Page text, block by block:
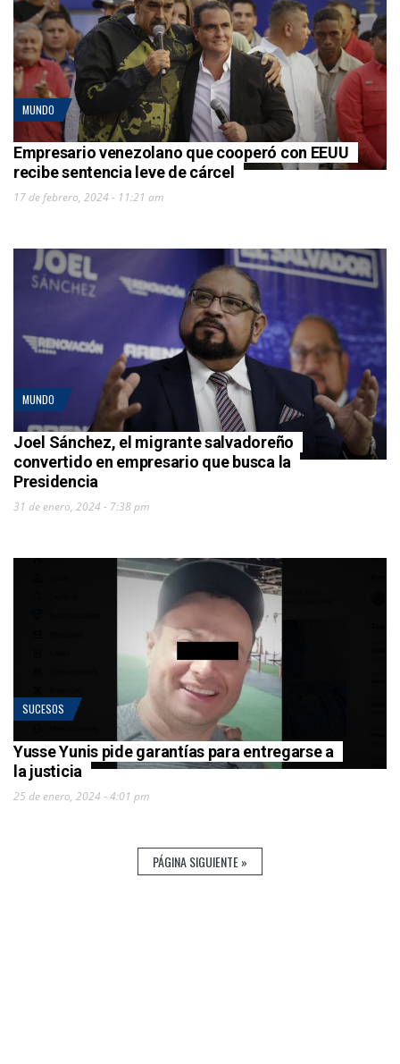
MUNDO
Empresario venezolano que cooperó con EEUU
recibe sentencia leve de cárcel
17 de febrero, 2024 - 11:21 am
MUNDO
Joel Sánchez, el migrante salvadoreño
convertido en empresario que busca la
Presidencia
31 de enero, 2024 - 7:38 pm
SUCESOS
Yusse Yunis pide garantías para entregarse a
la justicia
25 de enero, 2024 - 4:01 pm
PÁGINA SIGUIENTE »